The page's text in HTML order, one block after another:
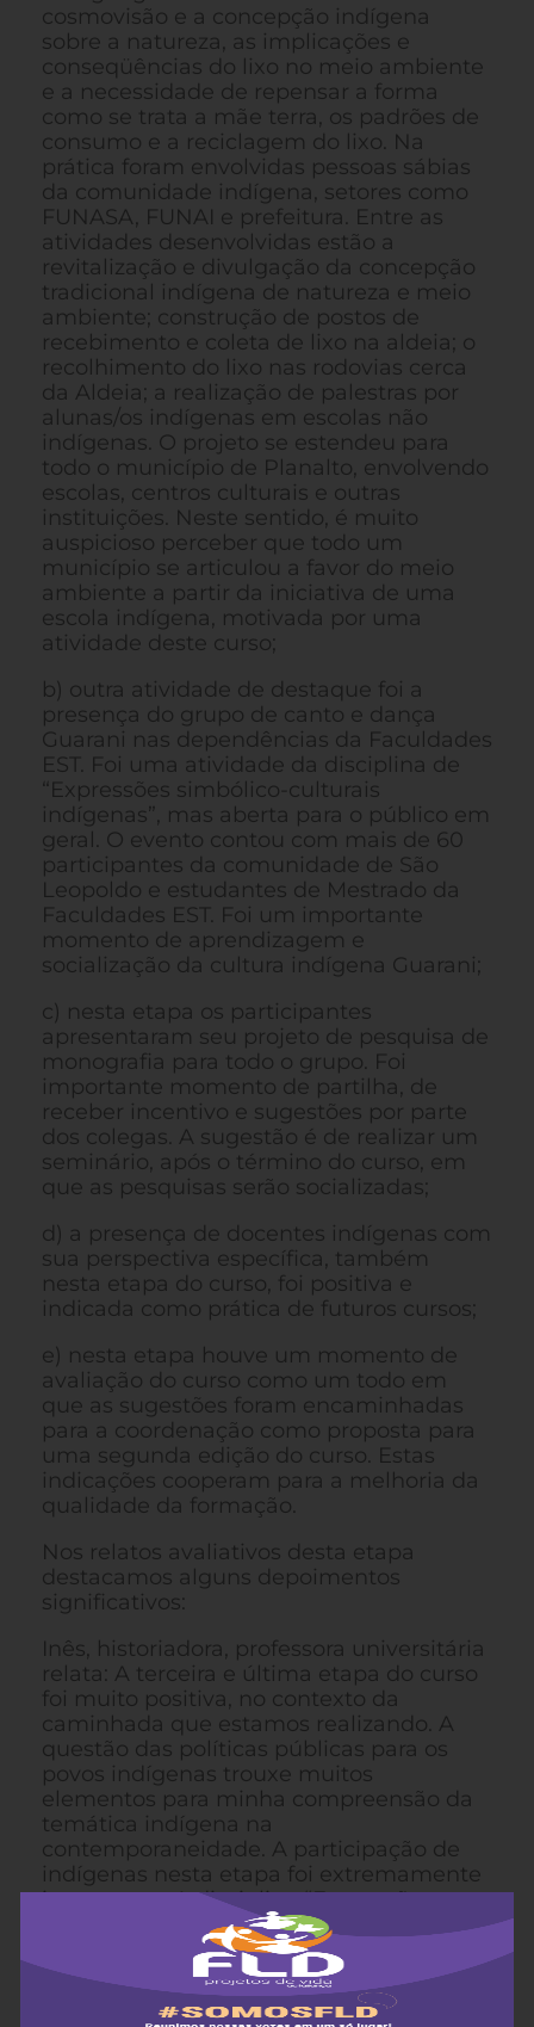
cosmovisão e a concepção indígena
sobre a natureza, as implicações e
conseqüências do lixo no meio ambiente
e a necessidade de repensar a forma
como se trata a mãe terra, os padrões de
consumo e a reciclagem do lixo. Na
prática foram envolvidas pessoas sábias
da comunidade indígena, setores como
FUNASA, FUNAI e prefeitura. Entre as
atividades desenvolvidas estão a
revitalização e divulgação da concepção
tradicional indígena de natureza e meio
ambiente; construção de postos de
recebimento e coleta de lixo na aldeia; o
recolhimento do lixo nas rodovias cerca
da Aldeia; a realização de palestras por
alunas/os indígenas em escolas não
indígenas. O projeto se estendeu para
todo o município de Planalto, envolvendo
escolas, centros culturais e outras
instituições. Neste sentido, é muito
auspicioso perceber que todo um
município se articulou a favor do meio
ambiente a partir da iniciativa de uma
escola indígena, motivada por uma
atividade deste curso;
b) outra atividade de destaque foi a
presença do grupo de canto e dança
Guarani nas dependências da Faculdades
EST. Foi uma atividade da disciplina de
“Expressões simbólico-culturais
indígenas”, mas aberta para o público em
geral. O evento contou com mais de 60
participantes da comunidade de São
Leopoldo e estudantes de Mestrado da
Faculdades EST. Foi um importante
momento de aprendizagem e
socialização da cultura indígena Guarani;
c) nesta etapa os participantes
apresentaram seu projeto de pesquisa de
monografia para todo o grupo. Foi
importante momento de partilha, de
receber incentivo e sugestões por parte
dos colegas. A sugestão é de realizar um
seminário, após o término do curso, em
que as pesquisas serão socializadas;
d) a presença de docentes indígenas com
sua perspectiva específica, também
nesta etapa do curso, foi positiva e
indicada como prática de futuros cursos;
e) nesta etapa houve um momento de
avaliação do curso como um todo em
que as sugestões foram encaminhadas
para a coordenação como proposta para
uma segunda edição do curso. Estas
indicações cooperam para a melhoria da
qualidade da formação.
Nos relatos avaliativos desta etapa
destacamos alguns depoimentos
significativos:
Inês, historiadora, professora universitária
relata: A terceira e última etapa do curso
foi muito positiva, no contexto da
caminhada que estamos realizando. A
questão das políticas públicas para os
povos indígenas trouxe muitos
elementos para minha compreensão da
temática indígena na
contemporaneidade. A participação de
indígenas nesta etapa foi extremamente
importante. A disciplina “Expressões
simbólico-culturais” foi significativa por
trabalhar com o pensamento indígena,
contribuindo para a ampliação de nosso
olhar antropológico. A apresentação dos